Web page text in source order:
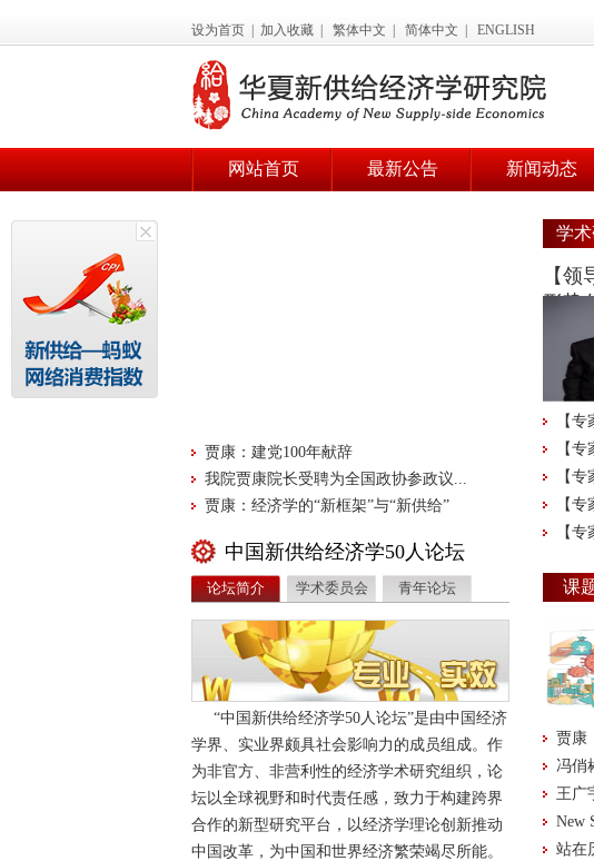
设为首页 加入收藏 繁体中文 简体中文 ENGLISH
网站首页 最新公告 新闻动态
贾康：建党100年献辞
我院贾康院长受聘为全国政协参政议...
贾康：经济学的“新框架”与“新供给”
中国新供给经济学50人论坛
论坛简介 学术委员会 青年论坛
“中国新供给经济学50人论坛”是由中国经济
学界、实业界颇具社会影响力的成员组成。作
为非官方、非营利性的经济学术研究组织，论
坛以全球视野和时代责任感，致力于构建跨界
合作的新型研究平台，以经济学理论创新推动
中国改革，为中国和世界经济繁荣竭尽所能。
学
【
形势
【
思
【
误？
【
型
【
经
【
课
贾康
冯俏
王广
New
站在